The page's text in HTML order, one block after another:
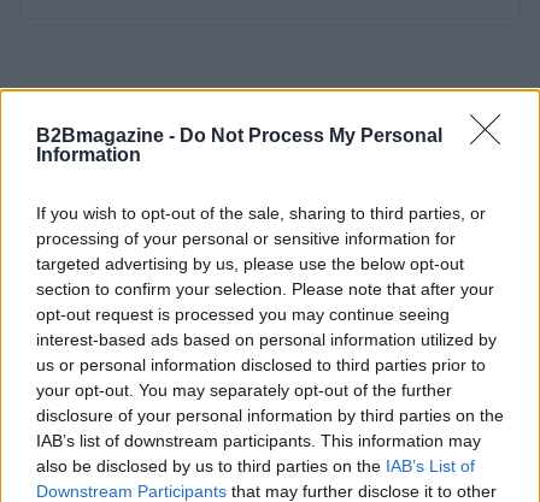
B2Bmagazine - Do Not Process My Personal
Information
If you wish to opt-out of the sale, sharing to third parties, or
processing of your personal or sensitive information for
targeted advertising by us, please use the below opt-out
section to confirm your selection. Please note that after your
opt-out request is processed you may continue seeing
interest-based ads based on personal information utilized by
us or personal information disclosed to third parties prior to
your opt-out. You may separately opt-out of the further
disclosure of your personal information by third parties on the
IAB’s list of downstream participants. This information may
also be disclosed by us to third parties on the IAB’s List of
Downstream Participants that may further disclose it to other